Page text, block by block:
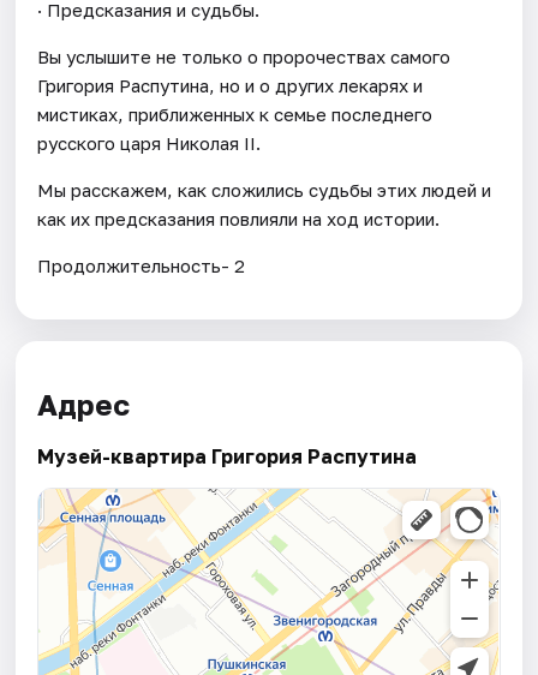
· Предсказания и судьбы.
Вы услышите не только о пророчествах самого
Григория Распутина, но и о других лекарях и
мистиках, приближенных к семье последнего
русского царя Николая II.
Мы расскажем, как сложились судьбы этих людей и
как их предсказания повлияли на ход истории.
Продолжительность- 2
Адрес
Музей-квартира Григория Распутина